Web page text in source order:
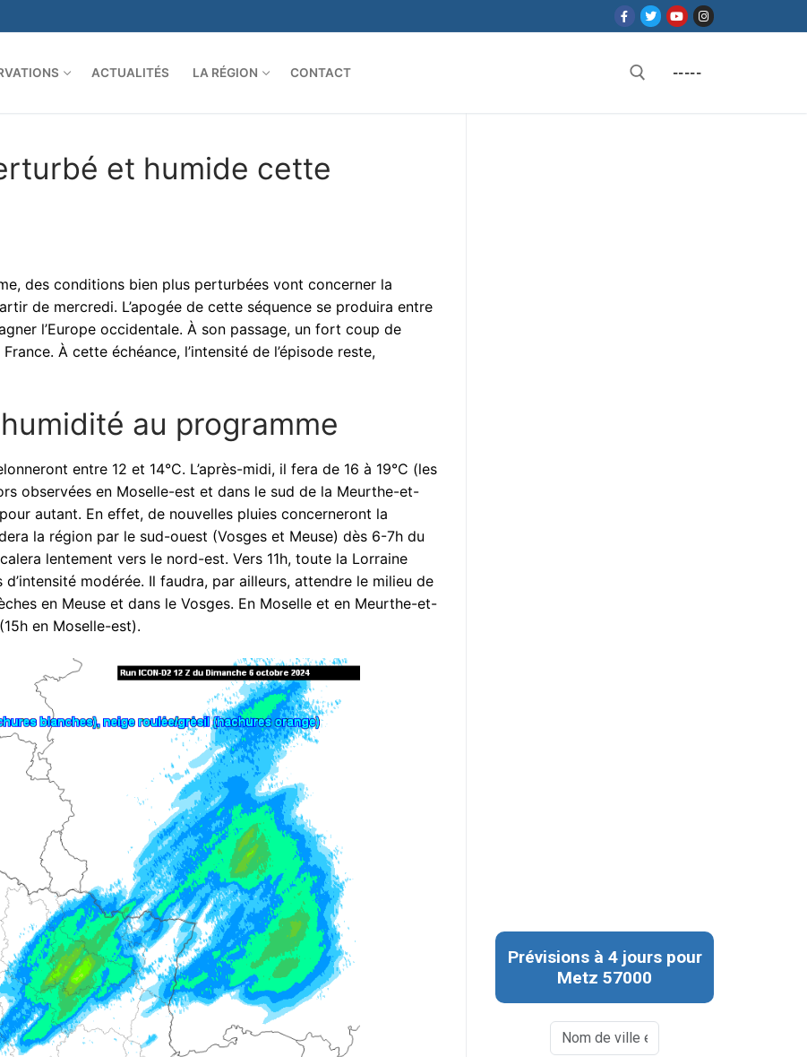
ACTUALITÉS LA RÉGION CONTACT -----
et humide cette
des conditions bien plus perturbées vont concerner la
de mercredi. L’apogée de cette séquence se produira entre
l’Europe occidentale. À son passage, un fort coup de
À cette échéance, l’intensité de l’épisode reste,
au programme
entre 12 et 14°C. L’après-midi, il fera de 16 à 19°C (les
observées en Moselle-est et dans le sud de la Meurthe-et-
autant. En effet, de nouvelles pluies concerneront la
la région par le sud-ouest (Vosges et Meuse) dès 6-7h du
lentement vers le nord-est. Vers 11h, toute la Lorraine
modérée. Il faudra, par ailleurs, attendre le milieu de
en Meuse et dans le Vosges. En Moselle et en Meurthe-et-
en Moselle-est).